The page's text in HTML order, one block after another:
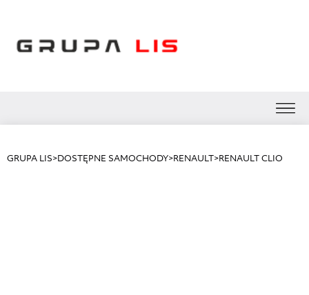
GRUPA LIS>DOSTĘPNE SAMOCHODY>RENAULT>RENAULT CLIO